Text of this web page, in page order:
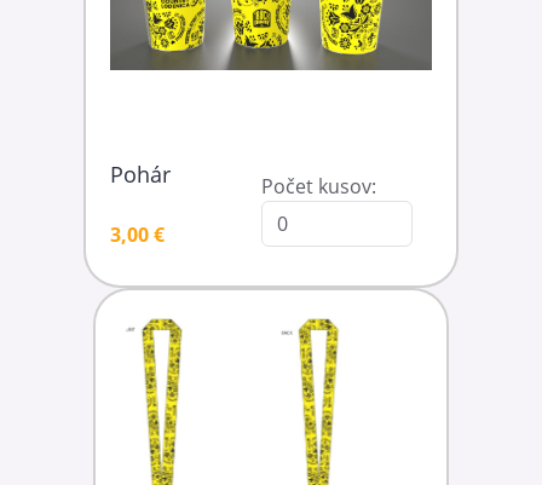
Pohár
3,00 €
Počet kusov: